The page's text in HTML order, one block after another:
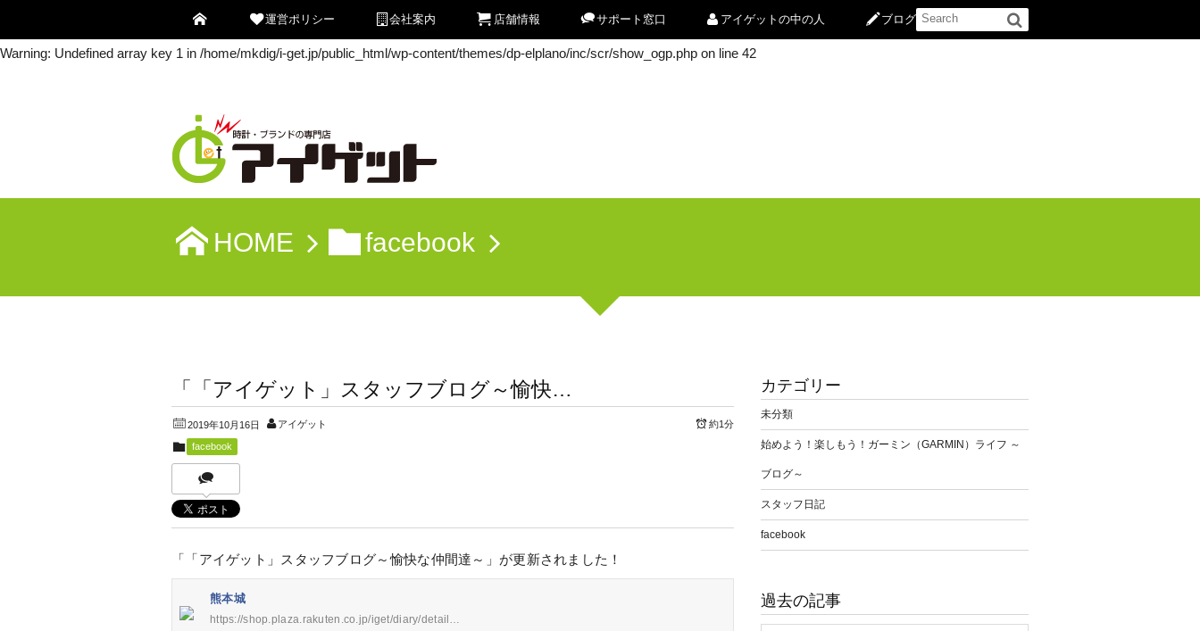
: Undefined array key 0 in/home/mkdig/i-get.jp/public_html/wp-content/themes/dp-elplano/inc/scr/show_ogp.php on line 42
Warning: Undefined array key 1 in /home/mkdig/i-get.jp/public_html/wp-content/themes/dp-elplano/inc/scr/show_ogp.php on line 42
運営ポリシー 会社案内 店舗情報 サポート窓口 アイゲットの中の人 ブログ
HOME facebook
「「アイゲット」スタッフブログ～愉快…
2019年10月16日 アイゲット 約1分
facebook
「「アイゲット」スタッフブログ～愉快な仲間達～」が更新されました！
熊本城
https://shop.plaza.rakuten.co.jp/iget/diary/detail…
カテゴリー
未分類
始めよう！楽しもう！ガーミン（GARMIN）ライフ ～
ブログ～
スタッフ日記
facebook
過去の記事